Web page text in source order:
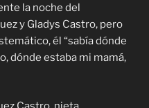
la noche del
y Gladys Castro, pero
él “sabía dónde
dónde estaba mi mamá,